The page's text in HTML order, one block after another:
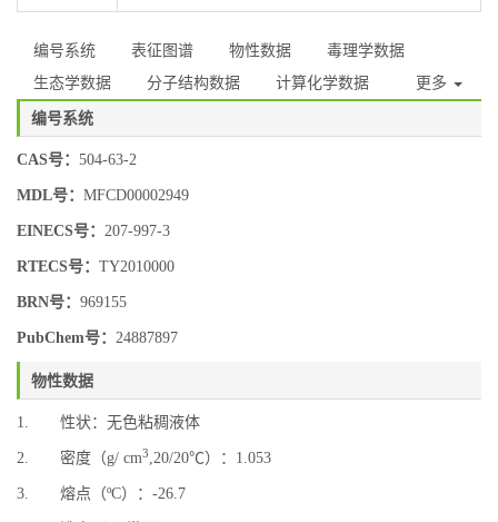
编号系统 表征图谱 物性数据
毒理学数据
生态学数据
分子结构数据 计算化学数据 更多
编号系统
CAS号： 504-63-2
MDL号： MFCD00002949
EINECS号： 207-997-3
RTECS号： TY2010000
BRN号： 969155
PubChem号： 24887897
物性数据
1. 性状：无色粘稠液体
2. 密度（g/ cm3,20/20℃）：1.053
3. 熔点（ºC）：-26.7